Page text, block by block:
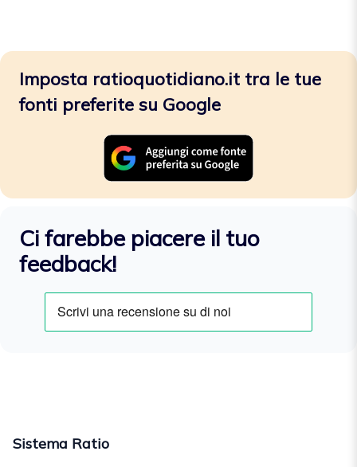
Imposta ratioquotidiano.it tra le tue
fonti preferite su Google
Ci farebbe piacere il tuo
feedback!
Sistema Ratio